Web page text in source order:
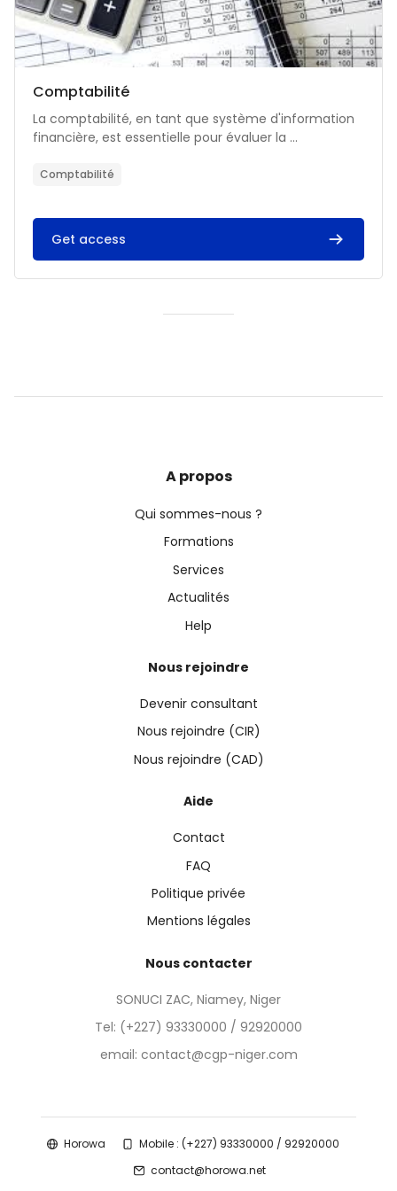
Catégorie de cours
Nom du cours
Comptabilité
Résumé du cours :
La comptabilité, en tant que système d'information
financière, est essentielle pour évaluer la ...
Comptabilité
Get access
A propos
Qui sommes-nous ?
Formations
Services
Actualités
Help
Nous rejoindre
Devenir consultant
Nous rejoindre (CIR)
Nous rejoindre (CAD)
Aide
Contact
FAQ
Politique privée
Mentions légales
Nous contacter
SONUCI ZAC, Niamey, Niger
Tel: (+227) 93330000 / 92920000
email: contact@cgp-niger.com
Horowa
Mobile : (+227) 93330000 / 92920000
contact@horowa.net